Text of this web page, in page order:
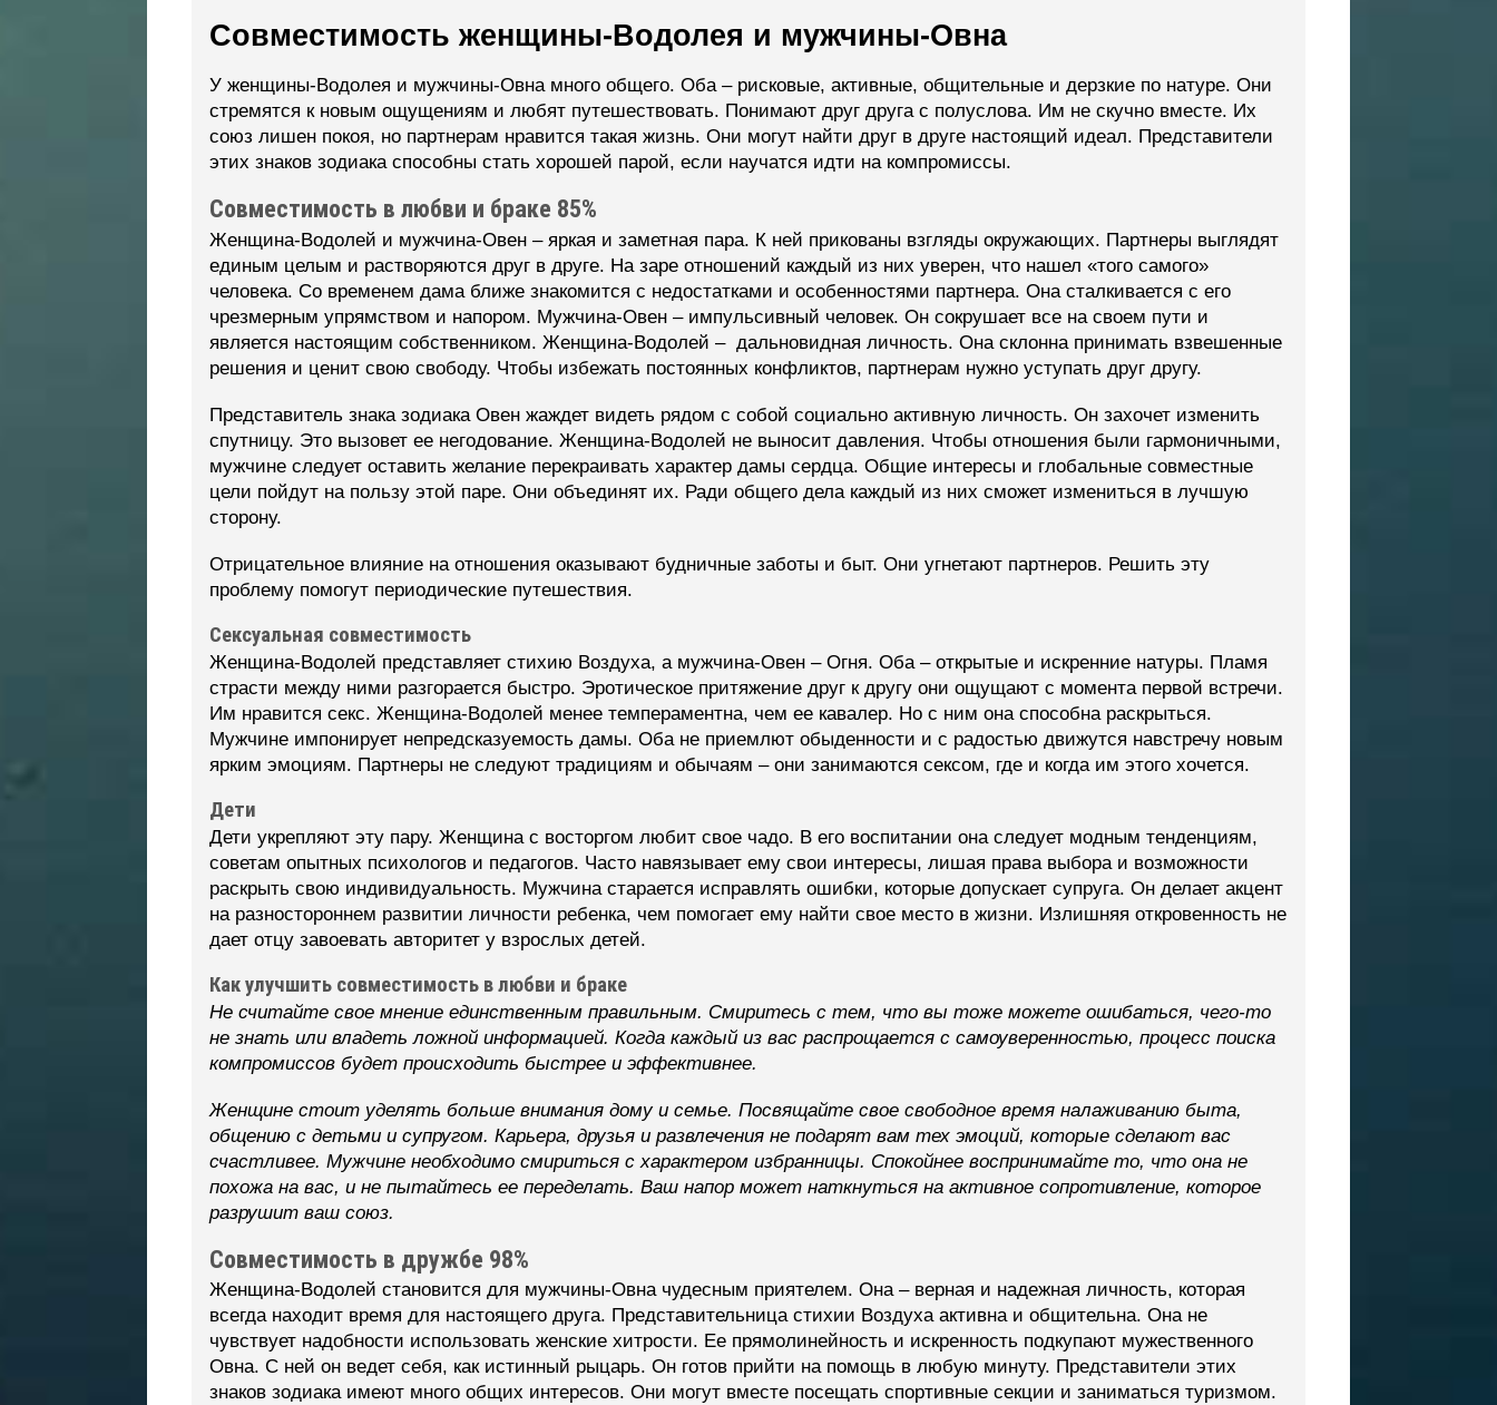
Совместимость женщины-Водолея и мужчины-Овна
У женщины-Водолея и мужчины-Овна много общего. Оба – рисковые, активные, общительные и дерзкие по натуре. Они
стремятся к новым ощущениям и любят путешествовать. Понимают друг друга с полуслова. Им не скучно вместе. Их
союз лишен покоя, но партнерам нравится такая жизнь. Они могут найти друг в друге настоящий идеал. Представители
этих знаков зодиака способны стать хорошей парой, если научатся идти на компромиссы.
Совместимость в любви и браке 85%
Женщина-Водолей и мужчина-Овен – яркая и заметная пара. К ней прикованы взгляды окружающих. Партнеры выглядят
единым целым и растворяются друг в друге. На заре отношений каждый из них уверен, что нашел «того самого»
человека. Со временем дама ближе знакомится с недостатками и особенностями партнера. Она сталкивается с его
чрезмерным упрямством и напором. Мужчина-Овен – импульсивный человек. Он сокрушает все на своем пути и
является настоящим собственником. Женщина-Водолей – дальновидная личность. Она склонна принимать взвешенные
решения и ценит свою свободу. Чтобы избежать постоянных конфликтов, партнерам нужно уступать друг другу.
Представитель знака зодиака Овен жаждет видеть рядом с собой социально активную личность. Он захочет изменить
спутницу. Это вызовет ее негодование. Женщина-Водолей не выносит давления. Чтобы отношения были гармоничными,
мужчине следует оставить желание перекраивать характер дамы сердца. Общие интересы и глобальные совместные
цели пойдут на пользу этой паре. Они объединят их. Ради общего дела каждый из них сможет измениться в лучшую
сторону.
Отрицательное влияние на отношения оказывают будничные заботы и быт. Они угнетают партнеров. Решить эту
проблему помогут периодические путешествия.
Сексуальная совместимость
Женщина-Водолей представляет стихию Воздуха, а мужчина-Овен – Огня. Оба – открытые и искренние натуры. Пламя
страсти между ними разгорается быстро. Эротическое притяжение друг к другу они ощущают с момента первой встречи.
Им нравится секс. Женщина-Водолей менее темпераментна, чем ее кавалер. Но с ним она способна раскрыться.
Мужчине импонирует непредсказуемость дамы. Оба не приемлют обыденности и с радостью движутся навстречу новым
ярким эмоциям. Партнеры не следуют традициям и обычаям – они занимаются сексом, где и когда им этого хочется.
Дети
Дети укрепляют эту пару. Женщина с восторгом любит свое чадо. В его воспитании она следует модным тенденциям,
советам опытных психологов и педагогов. Часто навязывает ему свои интересы, лишая права выбора и возможности
раскрыть свою индивидуальность. Мужчина старается исправлять ошибки, которые допускает супруга. Он делает акцент
на разностороннем развитии личности ребенка, чем помогает ему найти свое место в жизни. Излишняя откровенность не
дает отцу завоевать авторитет у взрослых детей.
Как улучшить совместимость в любви и браке
Не считайте свое мнение единственным правильным. Смиритесь с тем, что вы тоже можете ошибаться, чего-то
не знать или владеть ложной информацией. Когда каждый из вас распрощается с самоуверенностью, процесс поиска
компромиссов будет происходить быстрее и эффективнее.
Женщине стоит уделять больше внимания дому и семье. Посвящайте свое свободное время налаживанию быта,
общению с детьми и супругом. Карьера, друзья и развлечения не подарят вам тех эмоций, которые сделают вас
счастливее. Мужчине необходимо смириться с характером избранницы. Спокойнее воспринимайте то, что она не
похожа на вас, и не пытайтесь ее переделать. Ваш напор может наткнуться на активное сопротивление, которое
разрушит ваш союз.
Совместимость в дружбе 98%
Женщина-Водолей становится для мужчины-Овна чудесным приятелем. Она – верная и надежная личность, которая
всегда находит время для настоящего друга. Представительница стихии Воздуха активна и общительна. Она не
чувствует надобности использовать женские хитрости. Ее прямолинейность и искренность подкупают мужественного
Овна. С ней он ведет себя, как истинный рыцарь. Он готов прийти на помощь в любую минуту. Представители этих
знаков зодиака имеют много общих интересов. Они могут вместе посещать спортивные секции и заниматься туризмом.